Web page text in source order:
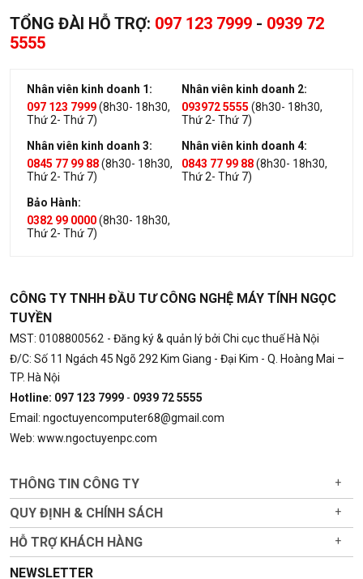
TỔNG ĐÀI HỖ TRỢ: 097 123 7999 - 0939 72
5555
Nhân viên kinh doanh 1:
097 123 7999(8h30- 18h30,
Thứ 2- Thứ 7)
Nhân viên kinh doanh 2:
093972 5555 (8h30- 18h30,
Thứ 2- Thứ 7)
Nhân viên kinh doanh 3:
0845 77 99 88(8h30- 18h30,
Thứ 2- Thứ 7)
Nhân viên kinh doanh 4:
0843 77 99 88(8h30- 18h30,
Thứ 2- Thứ 7)
Bảo Hành:
0382 99 0000(8h30- 18h30,
Thứ 2- Thứ 7)
CÔNG TY TNHH ĐẦU TƯ CÔNG NGHỆ MÁY TÍNH NGỌC
TUYỀN
MST: 0108800562 - Đăng ký & quản lý bởi Chi cục thuế Hà Nội
Đ/C: Số 11 Ngách 45 Ngõ 292 Kim Giang - Đại Kim - Q. Hoàng Mai –
TP. Hà Nội
Hotline: 097 123 7999 - 0939 72 5555
Email: ngoctuyencomputer68@gmail.com
Web: www.ngoctuyenpc.com
THÔNG TIN CÔNG TY +
QUY ĐỊNH & CHÍNH SÁCH +
HỖ TRỢ KHÁCH HÀNG +
NEWSLETTER